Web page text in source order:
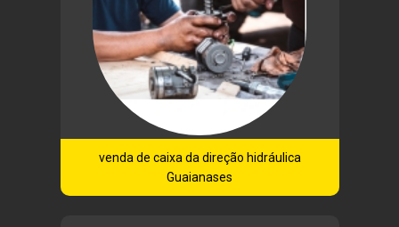
venda de caixa da direção hidráulica
Guaianases